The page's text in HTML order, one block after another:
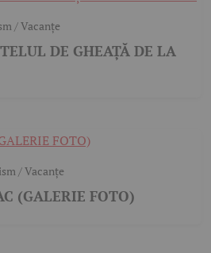
/ Vacanțe
DE GHEAȚĂ DE LA
/ Vacanțe
(GALERIE FOTO)